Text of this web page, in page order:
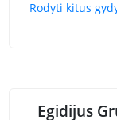
Rodyti kitus
Egidijus